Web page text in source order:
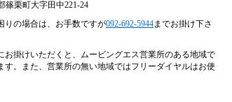
篠栗町大字田中221-24
りの場合は、お手数ですが092-692-5944までお掛け下さ
お掛けいただくと、ムービングエス営業所のある地域で
す。また、営業所の無い地域ではフリーダイヤルはお使